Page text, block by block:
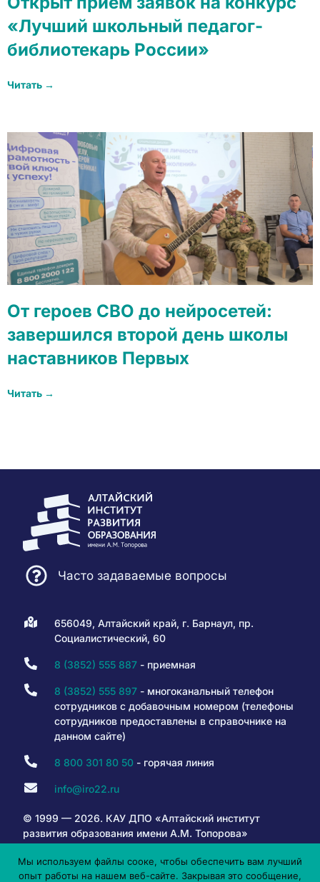
«Лучший школьный педагог-
библиотекарь России»
Читать →
От героев СВО до нейросетей:
завершился второй день школы
наставников Первых
Читать →
Часто задаваемые вопросы
656049, Алтайский край, г. Барнаул, пр.
Социалистический, 60
8 (3852) 555 887- приемная
8 (3852) 555 897- многоканальный телефон
сотрудников с добавочным номером (телефоны
сотрудников предоставлены в справочнике на
данном сайте)
8 800 301 80 50- горячая линия
info@iro22.ru
© 1999 — 2026. КАУ ДПО «Алтайский институт
развития образования имени А.М. Топорова»
Мы используем файлы сооке, чтобы обеспечить вам лучший
опыт работы на нашем веб-сайте. Закрывая это сообщение,